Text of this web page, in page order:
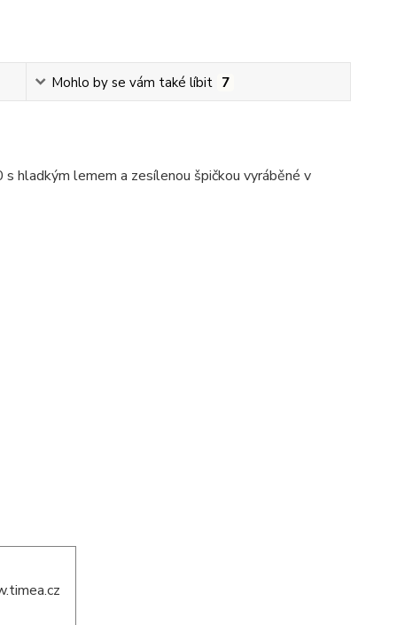
Mohlo by se vám také líbit 7
hladkým lemem a zesílenou špičkou vyráběné v